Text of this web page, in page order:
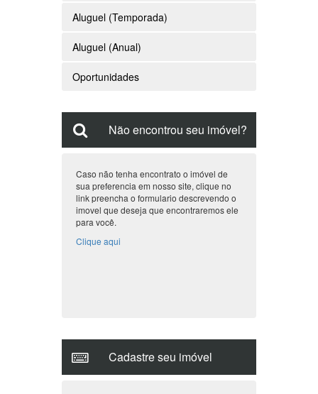
Aluguel (Temporada)
Aluguel (Anual)
Oportunidades
Não encontrou seu imóvel?
Caso não tenha encontrato o imóvel de
sua preferencia em nosso site, clique no
link preencha o formulario descrevendo o
imovel que deseja que encontraremos ele
para você.
Clique aqui
Cadastre seu imóvel